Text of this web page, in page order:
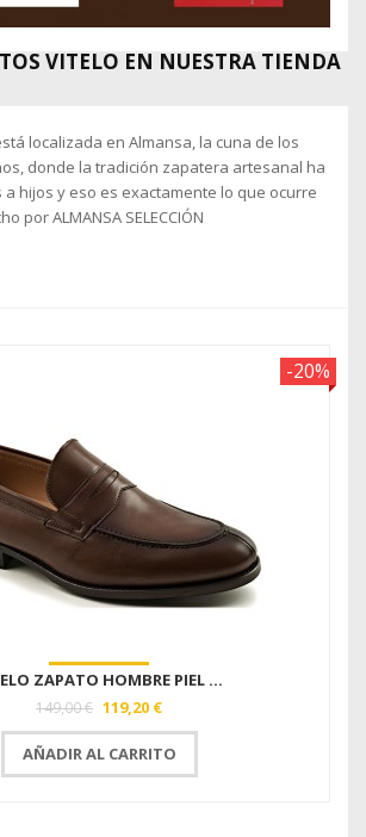
VITELO EN NUESTRA TIENDA
localizada en Almansa, la cuna de los
donde la tradición zapatera artesanal ha
hijos y eso es exactamente lo que ocurre
por ALMANSA SELECCIÓN
-20%
ZAPATO HOMBRE PIEL ...
149,00 € 119,20 €
AÑADIR AL CARRITO